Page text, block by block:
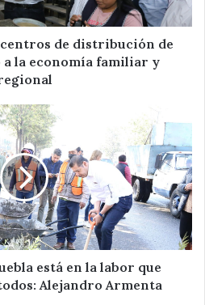
de distribución de
a la economía familiar y
está en la labor que
Alejandro Armenta